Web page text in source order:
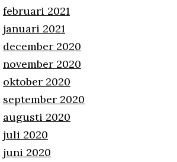
februari 2021
januari 2021
december 2020
november 2020
oktober 2020
september 2020
augusti 2020
juli 2020
juni 2020